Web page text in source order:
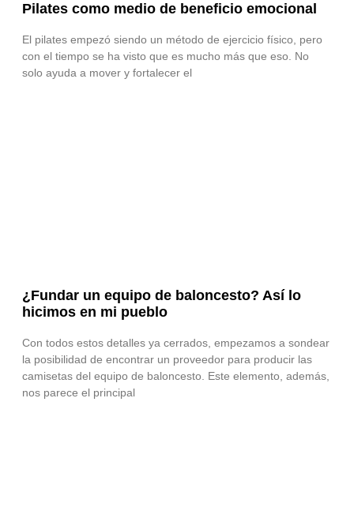
Pilates como medio de beneficio emocional
El pilates empezó siendo un método de ejercicio físico, pero
con el tiempo se ha visto que es mucho más que eso. No
solo ayuda a mover y fortalecer el
¿Fundar un equipo de baloncesto? Así lo
hicimos en mi pueblo
Con todos estos detalles ya cerrados, empezamos a sondear
la posibilidad de encontrar un proveedor para producir las
camisetas del equipo de baloncesto. Este elemento, además,
nos parece el principal